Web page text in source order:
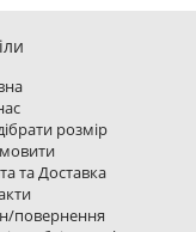
розмір
та Доставка
повернення